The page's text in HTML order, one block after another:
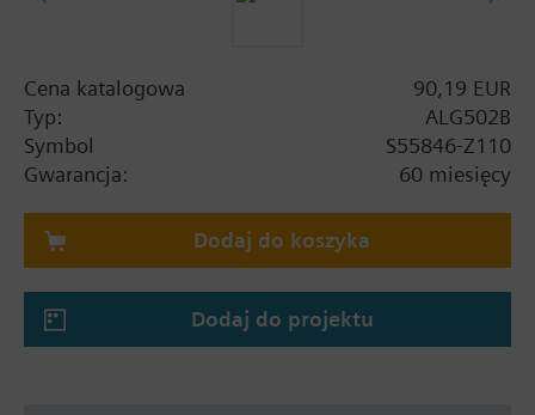
Cena katalogowa
90,19 EUR
Typ:
ALG502B
Symbol
S55846-Z110
Gwarancja:
60 miesięcy
Dodaj do koszyka
Dodaj do projektu